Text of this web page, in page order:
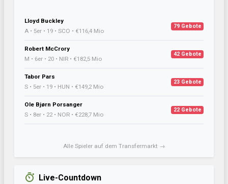
Lloyd Buckley
A • 5er • 19 • SCO • €116,4 Mio
79 Gebote
Robert McCrory
M • 6er • 20 • NIR • €182,5 Mio
42 Gebote
Tabor Pars
S • 5er • 19 • HUN • €149,2 Mio
23 Gebote
Ole Bjørn Porsanger
S • 8er • 22 • NOR • €228,7 Mio
22 Gebote
Alle Spieler auf dem Transfermarkt →
Live-Countdown